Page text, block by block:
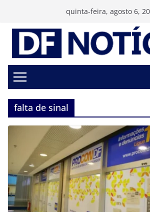
conteúdo
quinta-feira, agosto 6,
falta de sinal